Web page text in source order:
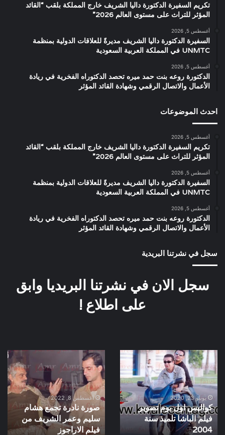
تكريم السفيرة الدكتورة داليا الشريف خارج المملكة بلقب “القائد
المؤثر للتراث على مستوى العالم 2026”
أغسطس 5, 2026
السفيرة الدكتورة داليا الشريف مديرةً للعلاقات الدولية بمنظمة
UNMTC في المملكة العربية السعودية
أغسطس 5, 2026
الدكتورة روعه بنت حمد ميره تحصد الدكتوراه الفخرية في ريادة
الأعمال والاتصال الرقمي وشهادة القائد المؤثر
احدث الموضوعات
أغسطس 5, 2026
تكريم السفيرة الدكتورة داليا الشريف خارج المملكة بلقب “القائد
المؤثر للتراث على مستوى العالم 2026”
أغسطس 5, 2026
السفيرة الدكتورة داليا الشريف مديرةً للعلاقات الدولية بمنظمة
UNMTC في المملكة العربية السعودية
أغسطس 5, 2026
الدكتورة روعه بنت حمد ميره تحصد الدكتوراه الفخرية في ريادة
الأعمال والاتصال الرقمي وشهادة القائد المؤثر
سجل في نشرتنا البريدية
سجل الان في نشرتنا البريديا وابق
على اطلاع !
كواليس
اول
يوم
تصوير
فيلم
الباشا
تلميذ
سنة
يونيو 23, 2020
كواليس اول يوم تصوير
فيلم الباشا تلميذ سنة
2004
صورة
نادرة
تجمع
هشام
سليم
وعمر
الشريف
من
أغسطس 8, 2022
صورة نادرة تجمع هشام
سليم وعمر الشريف من
فيلم الاراجوز